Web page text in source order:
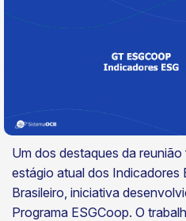
Um dos destaques da
estágio atual dos Indicadores
Brasileiro, iniciativa
Programa ESGCoop. O